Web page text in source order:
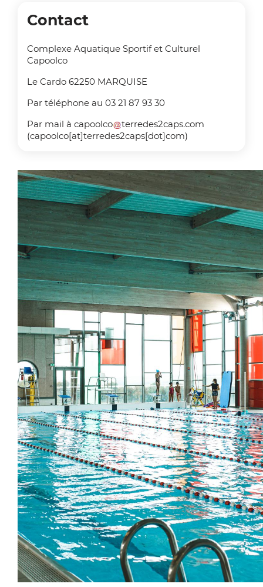
Contact
Complexe Aquatique Sportif et Culturel
Capoolco
Le Cardo 62250 MARQUISE
Par téléphone au 03 21 87 93 30
Par mail à capoolco terredes2caps.com
(capoolco[at]terredes2caps[dot]com)
Zoom on image